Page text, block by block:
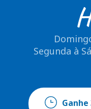
Segunda à
Ganhe